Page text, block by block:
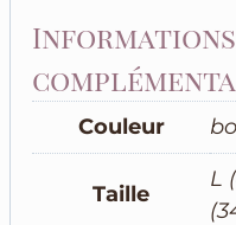
Informations
Couleur
Taille
L